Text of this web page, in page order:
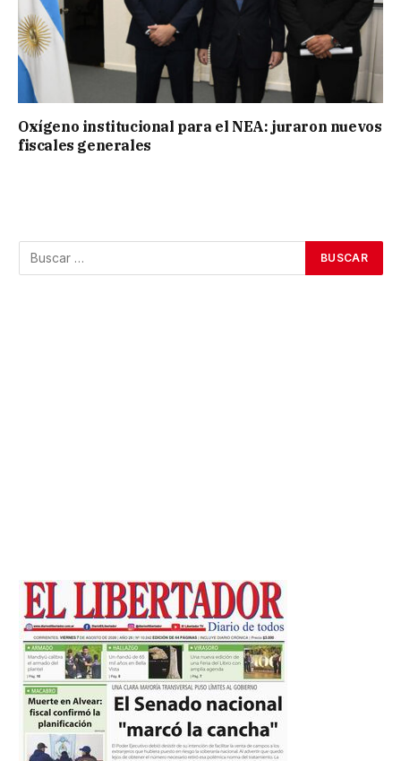
Oxígeno institucional para el NEA: juraron nuevos
fiscales generales